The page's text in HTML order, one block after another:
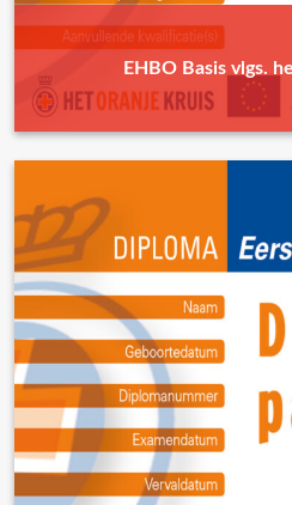
EHBO Basis vlgs.